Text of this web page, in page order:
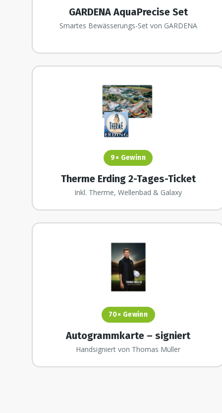
GARDENA AquaPrecise Set
Smartes Bewässerungs-Set von GARDENA
9× Gewinn
Therme Erding 2-Tages-Ticket
Inkl. Therme, Wellenbad & Galaxy
70× Gewinn
Autogrammkarte – signiert
Handsigniert von Thomas Müller